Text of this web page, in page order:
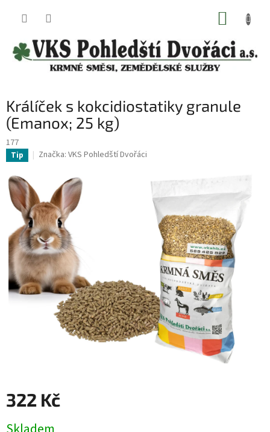
Králíček s kokcidiostatiky granule
(Emanox; 25 kg)
177
Tip Značka: VKS Pohledští Dvořáci
322 Kč